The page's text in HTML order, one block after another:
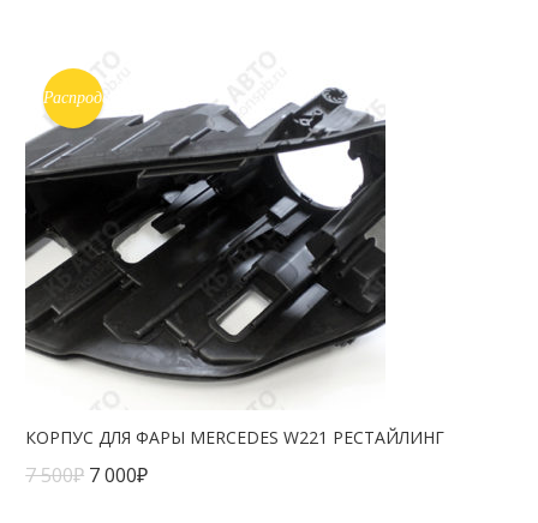
Распродажа!
КОРПУС ДЛЯ ФАРЫ MERCEDES W221 РЕСТАЙЛИНГ
7 500₽ 7 000₽